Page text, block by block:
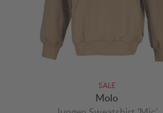
SALE
Molo